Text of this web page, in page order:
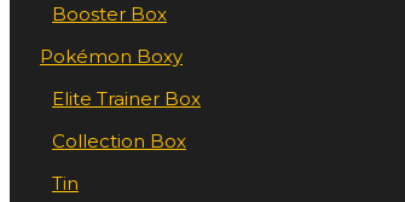
Booster Box
Pokémon Boxy
Elite Trainer Box
Collection Box
Tin